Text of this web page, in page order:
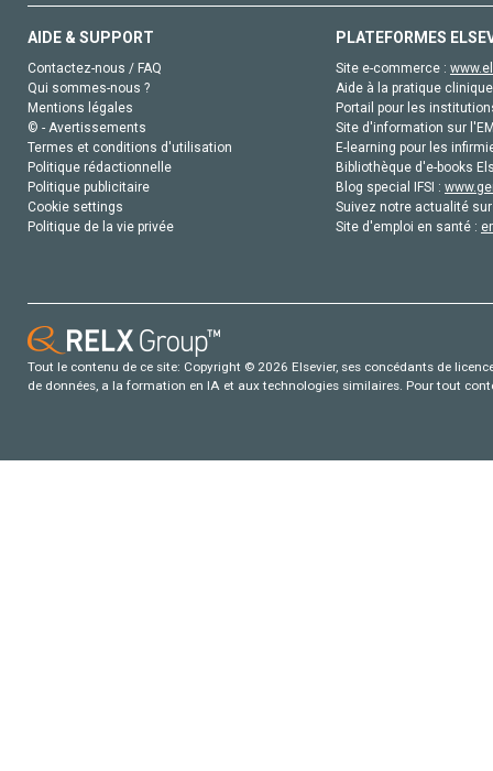
AIDE & SUPPORT
Contactez-nous / FAQ
Qui sommes-nous ?
Mentions légales
© - Avertissements
Termes et conditions d'utilisation
Politique rédactionnelle
Politique publicitaire
Cookie settings
Politique de la vie privée
PLATEFORMES
Site e-commerce :
Aide à la pratique
Portail pour les
Site d'information sur
E-learning pour les
Bibliothèque d'e-books
Blog special IFSI :
Suivez notre actualité
Site d'emploi en santé :
Tout le contenu de ce site: Copyright © 2026 Elsevier, ses concédants de
de données, a la formation en IA et aux technologies similaires. Pour tout